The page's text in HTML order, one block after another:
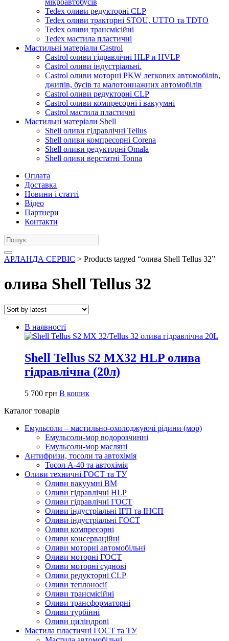
мікроавтобусів
Tedex оливи редукторні CLP
Tedex оливи тракторні STOU, UTTO та TDTO
Tedex оливи трансмісійні
Tedex мастила пластичні
Мастильні матеріали Castrol
Castrol оливи гідравлічні HLP и HVLP
Castrol оливи індустріальні.
Castrol оливи моторні PKW легкових автомобілів,
джипів, бусів та малотоннажних автомобілів
Castrol оливи редукторні CLP
Castrol оливи компресорні і вакуумні
Castrol мастила пластичні
Мастильні матеріали Shell
Shell оливи гідравлічні Tellus
Shell оливи компресорні Corena
Shell оливи редукторні Omala
Shell оливи верстатні Tonna
Оплата
Доставка
Новини і статті
Відео
Партнери
Контакти
АРЛАНДА СЕРВІС > Products tagged “олива Shell Tellus 32”
олива Shell Tellus 32
В наявності
Shell Tellus S2 MX32 HLP олива
гідравлічна (20л)
5 700 грн В кошик
Каталог товарів
Емульсоли – мастильно-охолоджуючі рідини (мор)
Емульсоли-мор водорозчинні
Емульсоли-мор масляні
Антифризи, тосоли та автохімія
Тосол А-40 та автохімія
Оливи техничні ГОСТ та ТУ
Оливи вакуумні ВМ
Оливи гідравлічні HLP
Оливи гідравлічні ГОСТ
Оливи індустріальні ІГП та ІНСП
Оливи індустріальні ГОСТ
Оливи компресорні
Оливи консерваційні
Оливи моторні автомобільні
Оливи моторні ГОСТ
Оливи моторні суднові
Оливи редукторні CLP
Оливи теплоносії
Оливи трансмісійні
Оливи трансформаторні
Оливи турбінні
Оливи циліндрові
Мастила пластичні ГОСТ та ТУ